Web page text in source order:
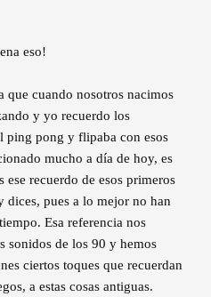
eso!
que cuando nosotros nacimos
y yo recuerdo los
ping pong y flipaba con esos
mucho a día de hoy, es
recuerdo de esos primeros
dices, pues a lo mejor no han
Esa referencia nos
sonidos de los 90 y hemos
ciertos toques que recuerdan
a estas cosas antiguas.